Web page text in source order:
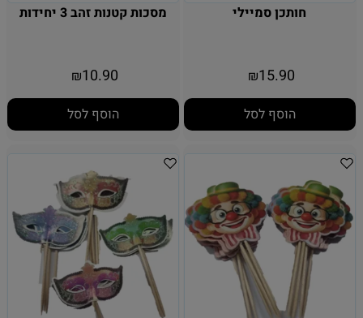
חותכן סמיילי
₪15.90
הוסף לסל
מסכות קטנות זהב 3 יחידות
₪10.90
הוסף לסל